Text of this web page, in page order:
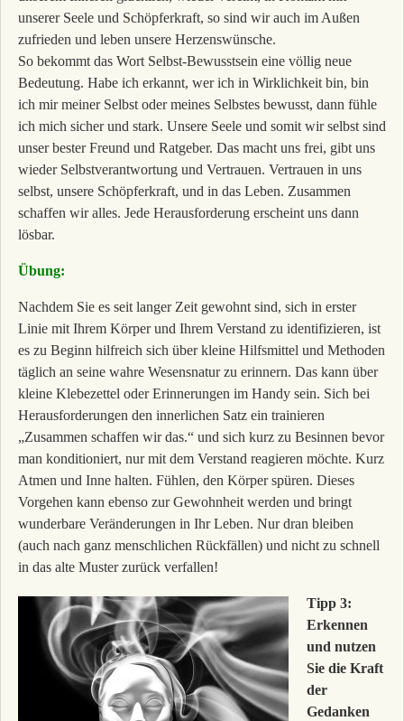
unserer Seele und Schöpferkraft, so sind wir auch im Außen
zufrieden und leben unsere Herzenswünsche.
So bekommt das Wort Selbst-Bewusstsein eine völlig neue
Bedeutung. Habe ich erkannt, wer ich in Wirklichkeit bin, bin
ich mir meiner Selbst oder meines Selbstes bewusst, dann fühle
ich mich sicher und stark. Unsere Seele und somit wir selbst sind
unser bester Freund und Ratgeber. Das macht uns frei, gibt uns
wieder Selbstverantwortung und Vertrauen. Vertrauen in uns
selbst, unsere Schöpferkraft, und in das Leben. Zusammen
schaffen wir alles. Jede Herausforderung erscheint uns dann
lösbar.
Übung:
Nachdem Sie es seit langer Zeit gewohnt sind, sich in erster
Linie mit Ihrem Körper und Ihrem Verstand zu identifizieren, ist
es zu Beginn hilfreich sich über kleine Hilfsmittel und Methoden
täglich an seine wahre Wesensnatur zu erinnern. Das kann über
kleine Klebezettel oder Erinnerungen im Handy sein. Sich bei
Herausforderungen den innerlichen Satz ein trainieren
„Zusammen schaffen wir das.“ und sich kurz zu Besinnen bevor
man konditioniert, nur mit dem Verstand reagieren möchte. Kurz
Atmen und Inne halten. Fühlen, den Körper spüren. Dieses
Vorgehen kann ebenso zur Gewohnheit werden und bringt
wunderbare Veränderungen in Ihr Leben. Nur dran bleiben
(auch nach ganz menschlichen Rückfällen) und nicht zu schnell
in das alte Muster zurück verfallen!
Tipp 3:
Erkennen
und nutzen
Sie die Kraft
der
Gedanken